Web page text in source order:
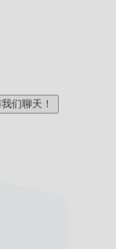
们聊天！